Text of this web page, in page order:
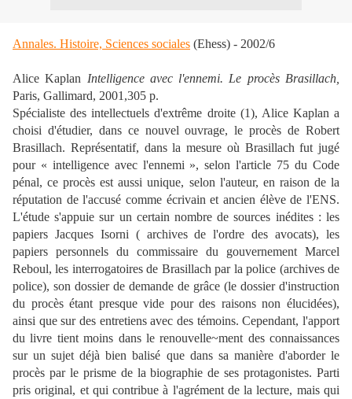
Annales. Histoire, Sciences sociales (Ehess) - 2002/6
Alice Kaplan Intelligence avec l'ennemi. Le procès Brasillach,
Paris, Gallimard, 2001,305 p.
Spécialiste des intellectuels d'extrême droite (1), Alice Kaplan a
choisi d'étudier, dans ce nouvel ouvrage, le procès de Robert
Brasillach. Représentatif, dans la mesure où Brasillach fut jugé
pour « intelligence avec l'ennemi », selon l'article 75 du Code
pénal, ce procès est aussi unique, selon l'auteur, en raison de la
réputation de l'accusé comme écrivain et ancien élève de l'ENS.
L'étude s'appuie sur un certain nombre de sources inédites : les
papiers Jacques Isorni ( archives de l'ordre des avocats), les
papiers personnels du commissaire du gouvernement Marcel
Reboul, les interrogatoires de Brasillach par la police (archives de
police), son dossier de demande de grâce (le dossier d'instruction
du procès étant presque vide pour des raisons non élucidées),
ainsi que sur des entretiens avec des témoins. Cependant, l'apport
du livre tient moins dans le renouvelle~ment des connaissances
sur un sujet déjà bien balisé que dans sa manière d'aborder le
procès par le prisme de la biographie de ses protagonistes. Parti
pris original, et qui contribue à l'agrément de la lecture, mais qui